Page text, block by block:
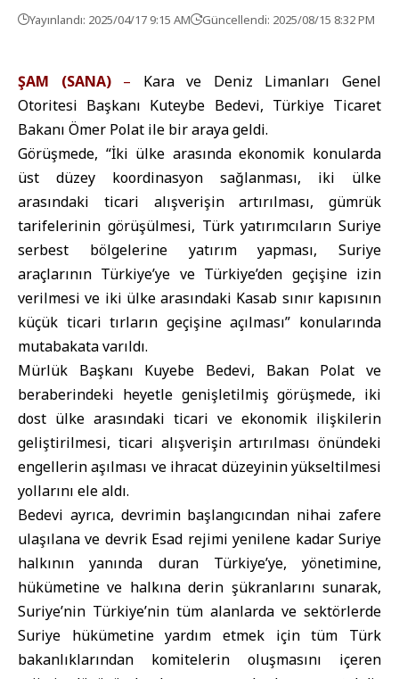
Yayınlandı: 2025/04/17 9:15 AM Güncellendi: 2025/08/15 8:32 PM
ŞAM (SANA)– Kara ve Deniz Limanları Genel
Otoritesi Başkanı Kuteybe Bedevi, Türkiye Ticaret
Bakanı Ömer Polat ile bir araya geldi.
Görüşmede, “İki ülke arasında ekonomik konularda
üst düzey koordinasyon sağlanması, iki ülke
arasındaki ticari alışverişin artırılması, gümrük
tarifelerinin görüşülmesi, Türk yatırımcıların Suriye
serbest bölgelerine yatırım yapması, Suriye
araçlarının Türkiye’ye ve Türkiye’den geçişine izin
verilmesi ve iki ülke arasındaki Kasab sınır kapısının
küçük ticari tırların geçişine açılması” konularında
mutabakata varıldı.
Mürlük Başkanı Kuyebe Bedevi, Bakan Polat ve
beraberindeki heyetle genişletilmiş görüşmede, iki
dost ülke arasındaki ticari ve ekonomik ilişkilerin
geliştirilmesi, ticari alışverişin artırılması önündeki
engellerin aşılması ve ihracat düzeyinin yükseltilmesi
yollarını ele aldı.
Bedevi ayrıca, devrimin başlangıcından nihai zafere
ulaşılana ve devrik Esad rejimi yenilene kadar Suriye
halkının yanında duran Türkiye’ye, yönetimine,
hükümetine ve halkına derin şükranlarını sunarak,
Suriye’nin Türkiye’nin tüm alanlarda ve sektörlerde
Suriye hükümetine yardım etmek için tüm Türk
bakanlıklarından komitelerin oluşmasını içeren